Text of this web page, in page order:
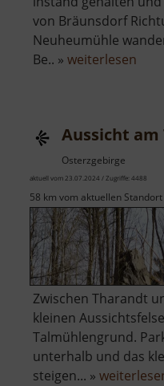
von Bräunsdorf
Neuheumühle
Be.. » weiterlesen
Aussicht
Osterzgebirge
aktuell vom 23.07.2024 / Zugriffe: 4488
58 km vom aktuellen Standort
Zwischen Tharandt
kleinen
Talmühlengrund.
unterhalb und das
steigen... »